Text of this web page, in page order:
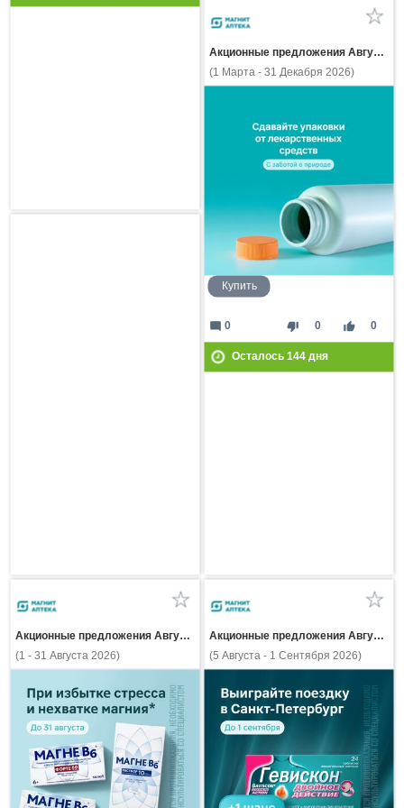
Акционные предложения Августа
(1 Марта - 31 Декабря 2026)
Купить
thumb_down 0 thumb_up 0
mode_comment 0
Осталось 144дня
Акционные предложения Августа
(1 - 31 Августа 2026)
Акционные предложения Августа
(5 Августа - 1 Сентября 2026)